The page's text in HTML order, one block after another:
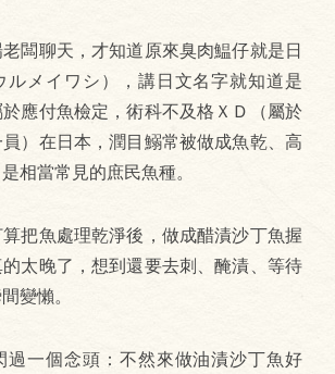
闆聊天，才知道原來臭肉鰛仔就是日
ルメイワシ），講日文名字就知道是
應付魚檢定，術科不及格ＸＤ（屬於
）在日本，潤目鰯常被做成魚乾、高
相當常見的庶民魚種。
把魚處理乾淨後，做成醋漬沙丁魚握
太晚了，想到還要去刺、醃漬、等待
變懶。
過一個念頭：不然來做油漬沙丁魚好